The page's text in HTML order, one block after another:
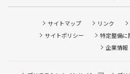
サイトマップ リンク
サイトポリシー
特定整備に
企業情報